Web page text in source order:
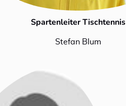
Spartenleiter Tischtennis
Stefan Blum